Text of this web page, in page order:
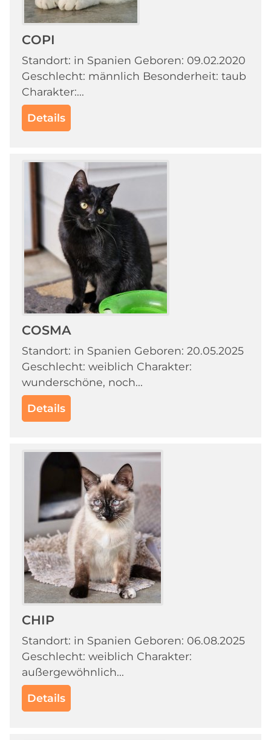
COPI
Standort: in Spanien Geboren: 09.02.2020
Geschlecht: männlich Besonderheit: taub
Charakter:...
Details
COSMA
Standort: in Spanien Geboren: 20.05.2025
Geschlecht: weiblich Charakter:
wunderschöne, noch...
Details
CHIP
Standort: in Spanien Geboren: 06.08.2025
Geschlecht: weiblich Charakter:
außergewöhnlich...
Details